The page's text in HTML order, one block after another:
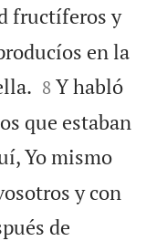
fructíferos y
en la


8 Y habló
que estaban
Yo mismo
y con
de